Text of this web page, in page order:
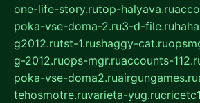
one-life-story.rutop-halyava.ru
poka-vse-doma-2.ru3-d-file.ru
g2012.rutst-1.rushaggy-cat.ru
g-2012.ruops-mgr.ruaccounts-
poka-vse-doma2.ruairgungames.ru
tehosmotre.ruvarieta-yug.ru